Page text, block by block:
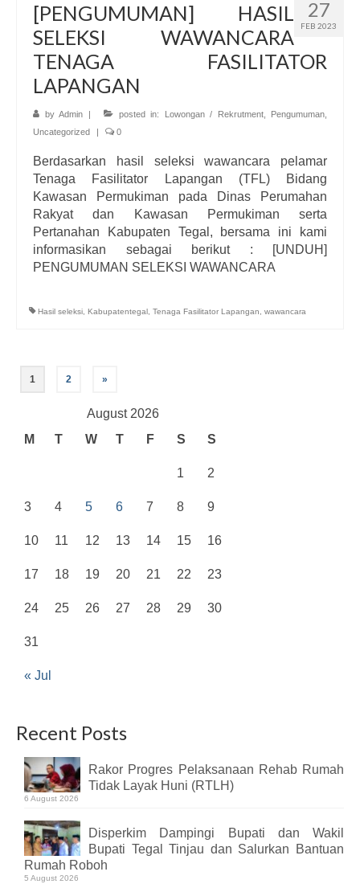
27
FEB 2023
[PENGUMUMAN] HASIL
SELEKSI WAWANCARA
TENAGA FASILITATOR
LAPANGAN
by Admin posted in: Lowongan / Rekrutment, Pengumuman
Uncategorized
0
Berdasarkan hasil seleksi wawancara pelamar
Tenaga Fasilitator Lapangan (TFL) Bidang
Kawasan Permukiman pada Dinas Perumahan
Rakyat dan Kawasan Permukiman serta
Pertanahan Kabupaten Tegal, bersama ini kami
informasikan sebagai berikut : [UNDUH]
PENGUMUMAN SELEKSI WAWANCARA
Hasil seleksi, Kabupatentegal, Tenaga Fasilitator Lapangan, wawancara
Posts
navigation
1 2 »
August 2026
M
T W T F S S
« Jul
1 2
3 4 5 6 7 8 9
10 11 12 13 14 15 16
17 18 19 20 21 22 23
24 25 26 27 28 29 30
31
Recent Posts
Rakor Progres Pelaksanaan Rehab Rumah
Tidak Layak Huni (RTLH)
6 August 2026
Disperkim Dampingi Bupati dan Wakil
Bupati Tegal Tinjau dan Salurkan Bantuan
Rumah Roboh
5 August 2026